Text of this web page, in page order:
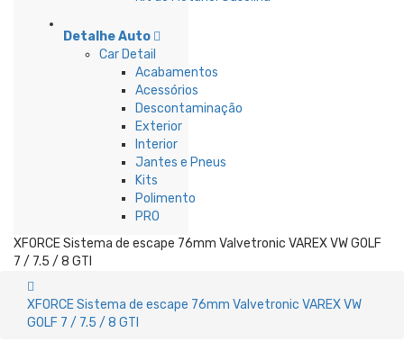
Detalhe Auto
Car Detail
Acabamentos
Acessórios
Descontaminação
Exterior
Interior
Jantes e Pneus
Kits
Polimento
PRO
XFORCE Sistema de escape 76mm Valvetronic VAREX VW GOLF
7 / 7.5 / 8 GTI
XFORCE Sistema de escape 76mm Valvetronic VAREX VW
GOLF 7 / 7.5 / 8 GTI